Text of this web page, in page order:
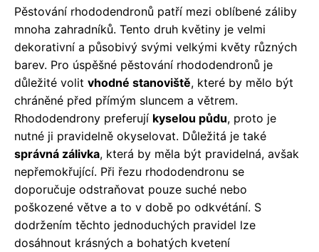
Pěstování rhododendronů patří mezi oblíbené záliby
mnoha zahradníků. Tento druh květiny je velmi
dekorativní a působivý svými velkými květy různých
barev. Pro úspěšné pěstování rhododendronů je
důležité volit vhodné stanoviště, které by mělo být
chráněné před přímým sluncem a větrem.
Rhododendrony preferují kyselou půdu, proto je
nutné ji pravidelně okyselovat. Důležitá je také
správná zálivka, která by měla být pravidelná, avšak
nepřemokřující. Při řezu rhododendronu se
doporučuje odstraňovat pouze suché nebo
poškozené větve a to v době po odkvétání. S
dodržením těchto jednoduchých pravidel lze
dosáhnout krásných a bohatých kvetení